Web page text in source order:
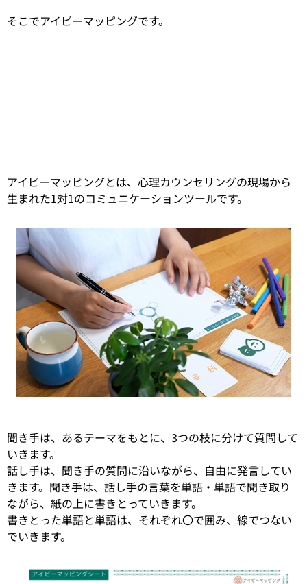
そこでアイビーマッピングです。
アイビーマッピングとは、心理カウンセリングの現場から
生まれた1対1のコミュニケーションツールです。
聞き手は、あるテーマをもとに、3つの枝に分けて質問して
いきます。
話し手は、聞き手の質問に沿いながら、自由に発言してい
きます。聞き手は、話し手の言葉を単語・単語で聞き取り
ながら、紙の上に書きとっていきます。
書きとった単語と単語は、それぞれ〇で囲み、線でつない
でいきます。